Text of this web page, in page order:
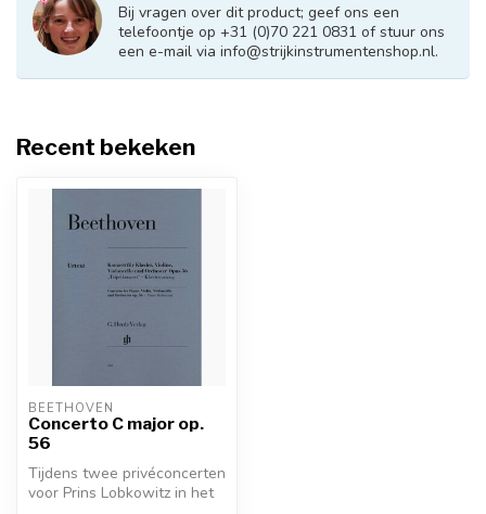
Bij vragen over dit product; geef ons een
telefoontje op +31 (0)70 221 0831 of stuur ons
een e-mail via info@strijkinstrumentenshop.nl.
Recent bekeken
BEETHOVEN
Concerto C major op.
56
Tijdens twee privéconcerten
voor Prins Lobkowitz in het